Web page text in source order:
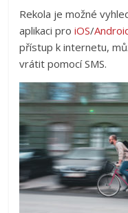
Rekola je možné
aplikaci proiOS/
přístup k internetu,
vrátit pomocí SMS.